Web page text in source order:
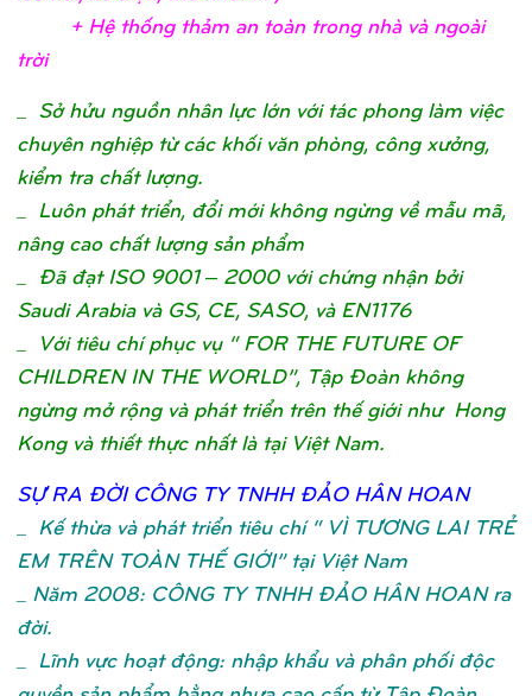
+ Hệthống thảm an toàn trong nhà và ngoài
trời
Sở hửu nguồn nhân lực lớn với tác phong làm việc
chuyên nghiệp từ các khối văn phòng, công xưởng,
kiểm tra chất lượng.
_ Luôn phát triển, đổi mới không ngừng về mẫu mã,
nâng cao chất lượng sản phẩm
_ Đã đạt ISO 9001 – 2000 với chứng nhận bởi
Saudi Arabia và GS, CE, SASO, và EN1176
_ Với tiêu chí phục vụ “ FOR THE FUTURE OF
CHILDREN IN THE WORLD”, Tập Đoàn không
ngừng mở rộng và phát triển trên thế giới như Hong
Kong và thiết thực nhất là tại Việt Nam.
SỰRA ĐỜI CÔNG TY TNHH ĐẢO HÂN HOAN
Kế thừa và phát triển tiêu chí “ VÌ TƯƠNG LAI TRẺ
EM TRÊN TOÀN THẾ GIỚI” tại Việt Nam
_ Năm 2008: CÔNG TY TNHH ĐẢO HÂN HOAN ra
đời.
_ Lĩnh vực hoạt động: nhập khẩu và phân phối độc